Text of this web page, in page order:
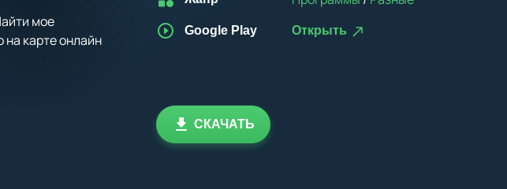
Google Play Открыть
СКАЧАТЬ